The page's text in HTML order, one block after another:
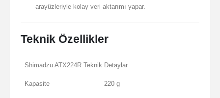
arayüzleriyle kolay veri aktarımı yapar.
Teknik Özellikler
Shimadzu ATX224R Teknik Detaylar
Kapasite 220 g